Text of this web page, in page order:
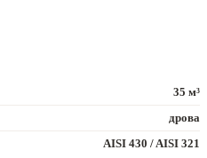
35 м³
дрова
AISI 430 / AISI 321